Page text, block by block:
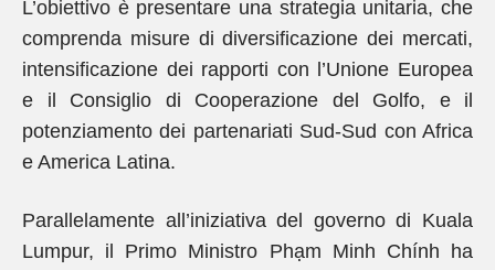
L’obiettivo è presentare una strategia unitaria, che
comprenda misure di diversificazione dei mercati,
intensificazione dei rapporti con l’Unione Europea
e il Consiglio di Cooperazione del Golfo, e il
potenziamento dei partenariati Sud‑Sud con Africa
e America Latina.
Parallelamente all’iniziativa del governo di Kuala
Lumpur, il Primo Ministro Phạm Minh Chính ha